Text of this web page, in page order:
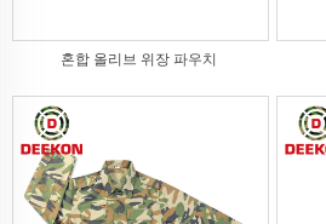
혼합 올리브 위장 파우치